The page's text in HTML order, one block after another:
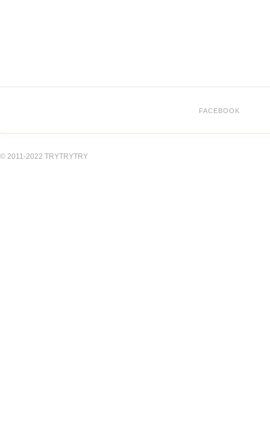
FACEBOOK
© 2011-2022 TRYTRYTRY